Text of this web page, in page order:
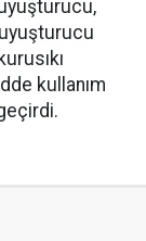
kullanım